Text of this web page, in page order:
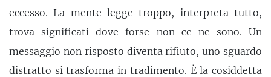
eccesso. La mente legge troppo, interpreta tutto,
trova significati dove forse non ce ne sono. Un
messaggio non risposto diventa rifiuto, uno sguardo
distratto si trasforma in tradimento. È la cosiddetta